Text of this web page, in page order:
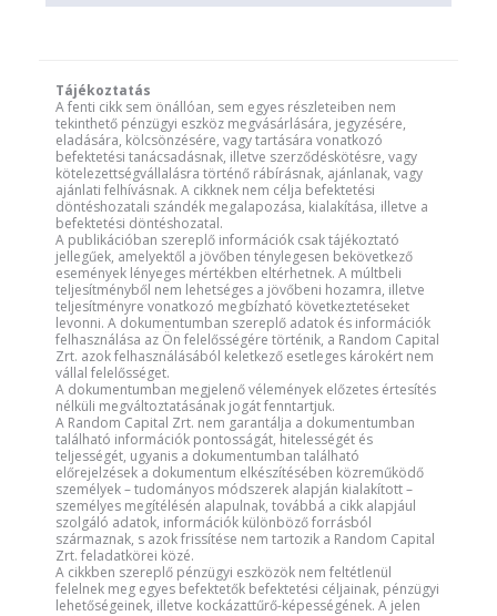
Tájékoztatás
A fenti cikk sem önállóan, sem egyes részleteiben nem
tekinthető pénzügyi eszköz megvásárlására, jegyzésére,
eladására, kölcsönzésére, vagy tartására vonatkozó
befektetési tanácsadásnak, illetve szerződéskötésre, vagy
kötelezettségvállalásra történő rábírásnak, ajánlanak, vagy
ajánlati felhívásnak. A cikknek nem célja befektetési
döntéshozatali szándék megalapozása, kialakítása, illetve a
befektetési döntéshozatal.
A publikációban szereplő információk csak tájékoztató
jellegűek, amelyektől a jövőben ténylegesen bekövetkező
események lényeges mértékben eltérhetnek. A múltbeli
teljesítményből nem lehetséges a jövőbeni hozamra, illetve
teljesítményre vonatkozó megbízható következtetéseket
levonni. A dokumentumban szereplő adatok és információk
felhasználása az Ön felelősségére történik, a Random Capital
Zrt. azok felhasználásából keletkező esetleges károkért nem
vállal felelősséget.
A dokumentumban megjelenő vélemények előzetes értesítés
nélküli megváltoztatásának jogát fenntartjuk.
A Random Capital Zrt. nem garantálja a dokumentumban
található információk pontosságát, hitelességét és
teljességét, ugyanis a dokumentumban található
előrejelzések a dokumentum elkészítésében közreműködő
személyek – tudományos módszerek alapján kialakított –
személyes megítélésén alapulnak, továbbá a cikk alapjául
szolgáló adatok, információk különböző forrásból
származnak, s azok frissítése nem tartozik a Random Capital
Zrt. feladatkörei közé.
A cikkben szereplő pénzügyi eszközök nem feltétlenül
felelnek meg egyes befektetők befektetési céljainak, pénzügyi
lehetőségeinek, illetve kockázattűrő-képességének. A jelen